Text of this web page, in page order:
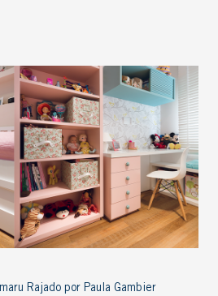
Rajado por Paula Gambier